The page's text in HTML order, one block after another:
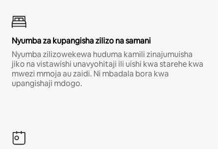
Nyumba za kupangisha zilizo na samani
Nyumba zilizowekewa huduma kamili zinajumuisha
jiko na vistawishi unavyohitaji ili uishi kwa starehe kwa
mwezi mmoja au zaidi. Ni mbadala bora kwa
upangishaji mdogo.